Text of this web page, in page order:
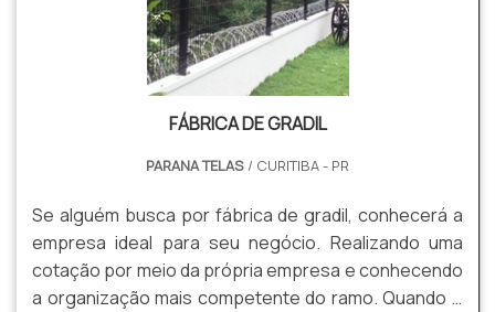
FÁBRICA DE GRADIL
PARANA TELAS / CURITIBA - PR
Se alguém busca por fábrica de gradil, conhecerá a
empresa ideal para seu negócio. Realizando uma
cotação por meio da própria empresa e conhecendo
a organização mais competente do ramo. Quando o